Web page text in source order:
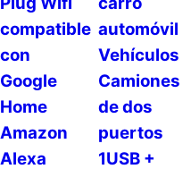
compatible
con
Google
Home
Amazon
Alexa
automóvil
Vehículos
Camiones
de dos
puertos
1USB +